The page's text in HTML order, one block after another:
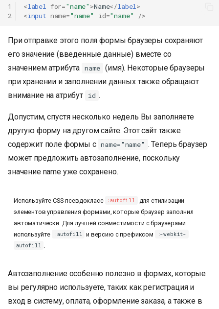
1
2
<label for="name" >Name</label>
<input name="name" id="name" />
При отправке этого поля формы браузеры сохраняют
его значение (введенные данные) вместе со
значением атрибута name (имя). Некоторые браузеры
при хранении и заполнении данных также обращают
внимание на атрибут
id .
Допустим, спустя несколько недель Вы заполняете
другую форму на другом сайте. Этот сайт также
содержит поле формы с name="name" . Теперь браузер
может предложить автозаполнение, поскольку
значение name уже сохранено.
Используйте CSS-псевдокласс :autofill
для стилизации
элементов управления формами, которые браузер заполнил
автоматически. Для лучшей совместимости с браузерами
используйте
:autofill и версию с префиксом
:-webkit-
autofill
Автозаполнение особенно полезно в формах, которые
вы регулярно используете, таких как регистрация и
вход в систему, оплата, оформление заказа, а также в